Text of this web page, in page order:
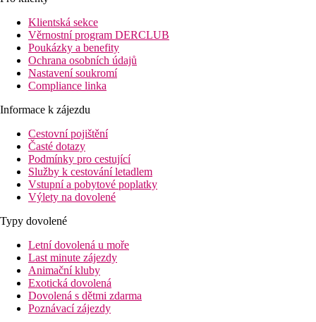
Pláž
Lehátka na pláži za poplatek
Slunečníky na pláži za poplatek
Hotel přímo u pláže
Plážová dovolená
Bazény
Dětský bazén
Fotogalerie
Klientská sekce
Věrnostní program DERCLUB
Poukázky a benefity
Ochrana osobních údajů
Nastavení soukromí
Compliance linka
Informace k zájezdu
Cestovní pojištění
Časté dotazy
Podmínky pro cestující
Služby k cestování letadlem
Vstupní a pobytové poplatky
Výlety na dovolené
Typy dovolené
Letní dovolená u moře
Last minute zájezdy
Animační kluby
Exotická dovolená
Dovolená s dětmi zdarma
Poznávací zájezdy